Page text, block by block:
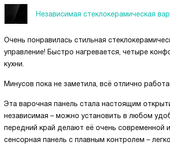
Независимая стеклокерамическая
Очень понравилась стильная
управление! Быстро нагревается, четыре
кухни.
Минусов пока не заметила, всё отлично
Эта варочная панель стала настоящим
независимая – можно установить в любом
передний край делают её очень современной
сенсорная панель с плавным контролем –